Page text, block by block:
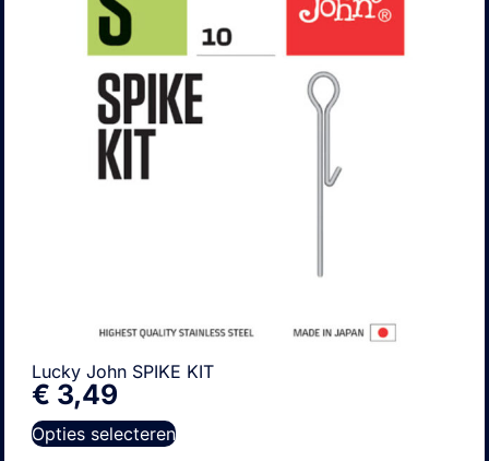
Lucky John SPIKE KIT
€ 3,49
Opties selecteren